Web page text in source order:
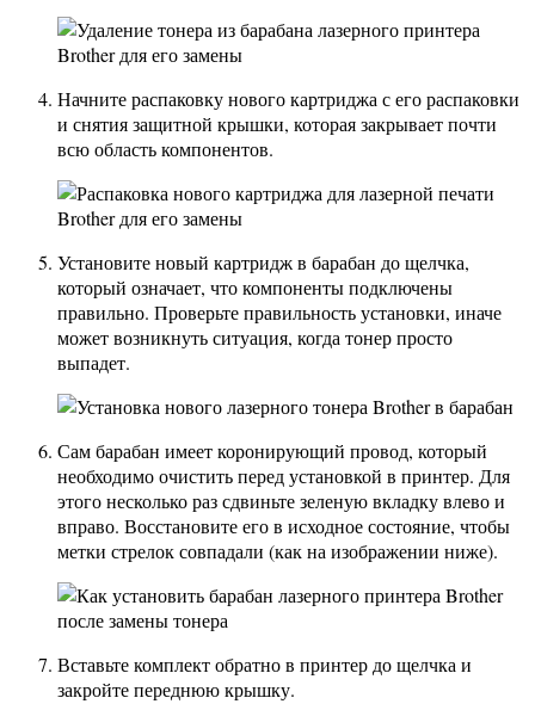
Начните распаковку нового картриджа с его распаковки
и снятия защитной крышки, которая закрывает почти
всю область компонентов.
Установите новый картридж в барабан до щелчка,
который означает, что компоненты подключены
правильно. Проверьте правильность установки, иначе
может возникнуть ситуация, когда тонер просто
выпадет.
Сам барабан имеет коронирующий провод, который
необходимо очистить перед установкой в ​​принтер. Для
этого несколько раз сдвиньте зеленую вкладку влево и
вправо. Восстановите его в исходное состояние, чтобы
метки стрелок совпадали (как на изображении ниже).
Вставьте комплект обратно в принтер до щелчка и
закройте переднюю крышку.